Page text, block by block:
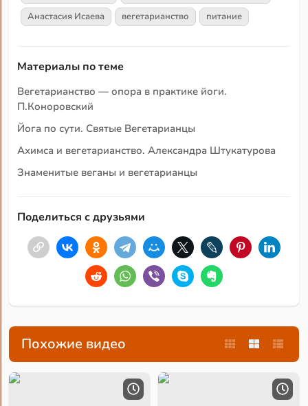
Анастасия Исаева
вегетарианство питание
Материалы по теме
Вегетарианство — опора в практике йоги.
П.Коноровский
Йога по сути. Святые Вегетарианцы
Ахимса и вегетарианство. Александра Штукатурова
Знаменитые веганы и вегетарианцы
Поделиться с друзьями
Похожие видео